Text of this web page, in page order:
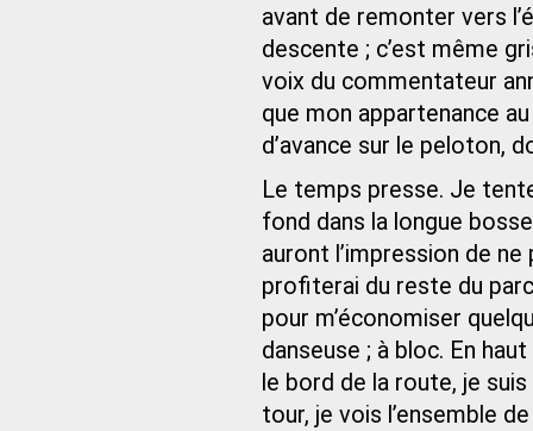
avant de remonter vers
descente ; c’est même
voix du commentateur
que mon appartenance
d’avance sur le peloton,
Le temps presse. Je
fond dans la longue
auront l’impression de
profiterai du reste du
pour m’économiser
danseuse ; à bloc. En
le bord de la route, je
tour, je vois l’ensemble